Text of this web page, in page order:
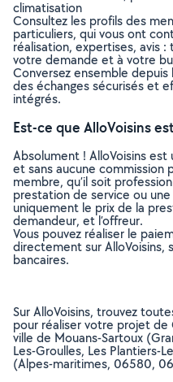
climatisation
Consultez les profils des
particuliers, qui vous ont
réalisation, expertises, avis
votre demande et à votre
Conversez ensemble depuis
des échanges sécurisés et
intégrés.
Est-ce que AlloVoisins
Absolument ! AlloVoisins
et sans aucune commission
membre, qu’il soit
prestation de service ou
uniquement le prix de la
demandeur, et l’offreur.
Vous pouvez réaliser le
directement sur AlloVoisins,
bancaires.
Sur AlloVoisins, trouvez
pour réaliser votre projet de
ville de Mouans-Sartoux
Les-Groulles, Les Plantiers-
(Alpes-maritimes, 06580,